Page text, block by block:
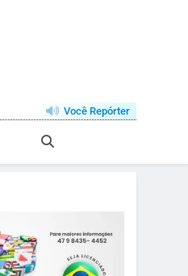
Você Repórter